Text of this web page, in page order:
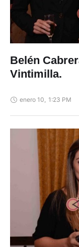
Belén
Vintimilla.
enero 10 1:23 PM